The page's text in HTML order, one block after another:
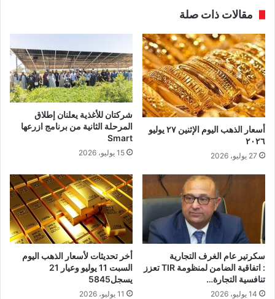
مقالات ذات صلة
أسعار الذهب اليوم الإثنين ٢٧ يوليو
٢٠٢٦
27 يوليو، 2026
شركتان للأغذية يعلنان إطلاق
المرحلة الثانية من برنامج ازرعها
Smart
15 يوليو، 2026
سكرتير عام الغرف التجارية
: اتفاقية الضامن لمنظومة TIR تعزز
تنافسية التجارة…
14 يوليو، 2026
أخر تحديثات لأسعار الذهب اليوم
السبت 11 يوليو وعيار 21
يسجل5845
11 يوليو، 2026